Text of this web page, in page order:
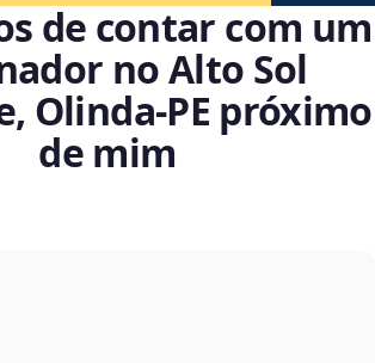
de contar com um
no Alto Sol
Olinda‑PE próximo
de mim